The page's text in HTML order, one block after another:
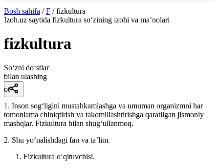
Bosh sahifa / F / fizkultura
Izoh.uz saytida fizkultura so‘zining izohi va ma’nolari
fizkultura
So‘zni do‘stlar
bilan ulashing
ot
1. Inson sogʻligini mustahkamlashga va umuman organizmni har
tomonlama chiniqtirish va takomillashtirishga qaratilgan jismoniy
mashqlar. Fizkultura bilan shugʻullanmoq.
2. Shu yoʻnalishdagi fan va taʼlim.
Fizkultura oʻqituvchisi.